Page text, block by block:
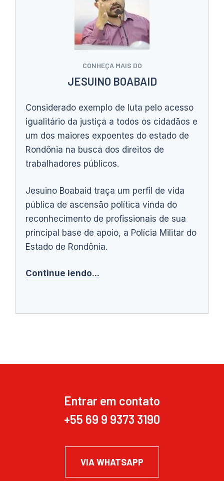
CONHEÇA MAIS DO
JESUINO BOABAID
Considerado exemplo de luta pelo acesso
igualitário da justiça a todos os cidadãos e
um dos maiores expoentes do estado de
Rondônia na busca dos direitos de
trabalhadores públicos.
Jesuino Boabaid traça um perfil de vida
pública de ascensão política vinda do
reconhecimento de profissionais de sua
principal base de apoio, a Polícia Militar do
Estado de Rondônia.
Continue lendo...
Entrar em contato
+55 69 9 9373 3190
VIA WHATSAPP